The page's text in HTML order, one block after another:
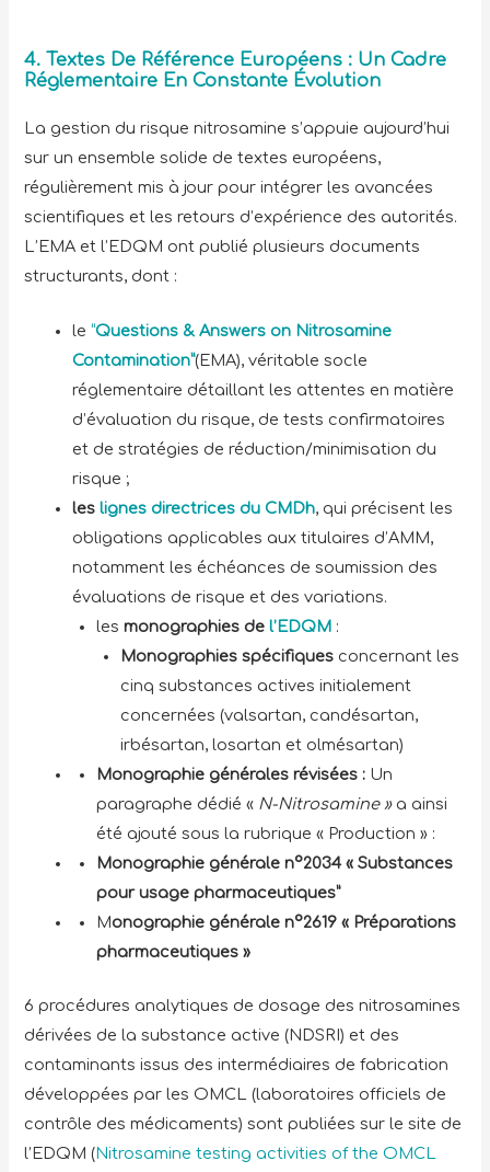
4. Textes De Référence Européens : Un Cadre
Réglementaire En Constante Évolution
La gestion du risque nitrosamine s’appuie aujourd’hui
sur un ensemble solide de textes européens,
régulièrement mis à jour pour intégrer les avancées
scientifiques et les retours d’expérience des autorités.
L’EMA et l’EDQM ont publié plusieurs documents
structurants, dont :
le“Questions & Answers on Nitrosamine
Contamination”(EMA), véritable socle
réglementaire détaillant les attentes en matière
d’évaluation du risque, de tests confirmatoires
et de stratégies de réduction/minimisation du
risque ;
leslignes directrices du CMDh, qui précisent les
obligations applicables aux titulaires d’AMM,
notamment les échéances de soumission des
évaluations de risque et des variations.
lesmonographies del’EDQM :
Monographies spécifiquesconcernant les
cinq substances actives initialement
concernées (valsartan, candésartan,
irbésartan, losartan et olmésartan)
Monographie générales révisées : Un
paragraphe dédié « N-Nitrosamine »a ainsi
été ajouté sous la rubrique « Production » :
Monographie générale n°2034 « Substances
pour usage pharmaceutiques”
Monographie générale n°2619 « Préparations
pharmaceutiques »
6 procédures analytiques de dosage des nitrosamines
dérivées de la substance active (NDSRI) et des
contaminants issus des intermédiaires de fabrication
développées par les OMCL (laboratoires officiels de
contrôle des médicaments) sont publiées sur le site de
l’EDQM (Nitrosamine testing activities of the OMCL